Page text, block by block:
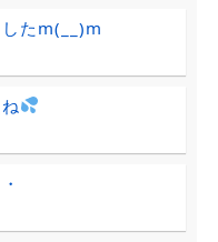
たm(__)m